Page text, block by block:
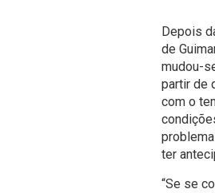
Depois
de
mudou-
partir de
com o
ter
“Se se